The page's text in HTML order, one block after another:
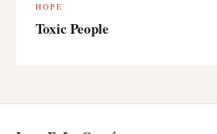
HOPE
Toxic People